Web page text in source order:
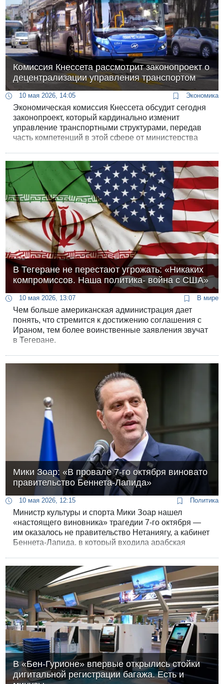
Комиссия Кнессета рассмотрит законопроект о
децентрализации управления транспортом
10 мая 2026, 14:05 Экономика
Экономическая комиссия Кнессета обсудит сегодня
законопроект, который кардинально изменит
управление транспортными структурами, передав
часть компетенций в этой сфере от министерства
В Тегеране не перестают угрожать: «Никаких
компромиссов. Наша политика- война с США»
10 мая 2026, 13:07 В мире
Чем больше американская администрация дает
понять, что стремится к достижению соглашения с
Ираном, тем более воинственные заявления звучат
в Тегеране.
Мики Зоар: «В провале 7-го октября виновато
правительство Беннета-Лапида»
10 мая 2026, 12:15 Политика
Министр культуры и спорта Мики Зоар нашел
«настоящего виновника» трагедии 7-го октября —
им оказалось не правительство Нетаниягу, а кабинет
Беннета-Лапида, в который входила арабская
В «Бен-Гурионе» впервые открылись стойки
дигитальной регистрации багажа. Есть и